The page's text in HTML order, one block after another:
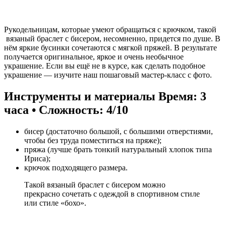
Рукодельницам, которые умеют обращаться с крючком, такой
вязаный браслет с бисером, несомненно, придется по душе. В
нём яркие бусинки сочетаются с мягкой пряжей. В результате
получается оригинальное, яркое и очень необычное
украшение. Если вы ещё не в курсе, как сделать подобное
украшение — изучите наш пошаговый мастер-класс с фото.
Инструменты и материалы Время: 3
часа • Сложность: 4/10
бисер (достаточно большой, с большими отверстиями,
чтобы без труда поместиться на пряже);
пряжа (лучше брать тонкий натуральный хлопок типа
Ириса);
крючок подходящего размера.
Такой вязаный браслет с бисером можно
прекрасно сочетать с одеждой в спортивном стиле
или стиле «бохо».